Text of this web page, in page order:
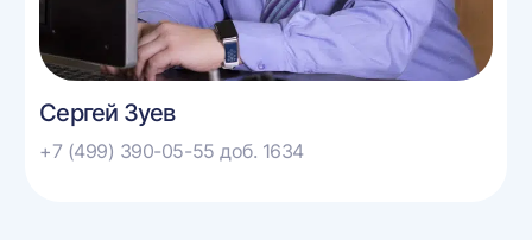
Сергей Зуев
+7 (499) 390-05-55 доб. 1634